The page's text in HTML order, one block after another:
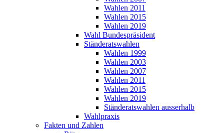
Wahlen 2011
Wahlen 2015
Wahlen 2019
Wahl Bundespräsident
Ständeratswahlen
Wahlen 1999
Wahlen 2003
Wahlen 2007
Wahlen 2011
Wahlen 2015
Wahlen 2019
Ständeratswahlen ausserhalb
Wahlpraxis
Fakten und Zahlen